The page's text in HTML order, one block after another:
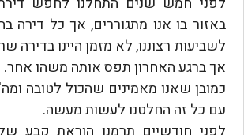
באזור בו אנו מתגוררים, אך כל דירה
לשביעות רצוננו, לא מזמן היינו בדירה
אך ברגע האחרון תפס אותה משהו אחר.
כמובן שאנו מאמינים שהכול לטובה
עם כל זה החלטנו לעשות מעשה.